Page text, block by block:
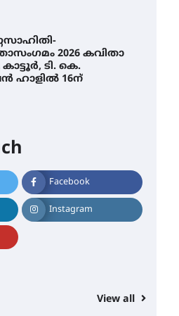
2026 കവിതാ
കാട്ടൂർ, ടി. കെ.
ഹാളിൽ 16ന്
Facebook
Instagram
View all